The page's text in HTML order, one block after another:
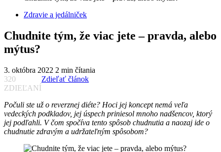
Zdravie a jedálniček
Chudnite tým, že viac jete – pravda, alebo
mýtus?
3. októbra 2022 2 min čítania
320
ZDIEĽANÍ
Zdieľať článok
Počuli ste už o reverznej diéte? Hoci jej koncept nemá veľa
vedeckých podkladov, jej úspech priniesol mnoho nadšencov, ktorý
jej podľahli. V čom spočíva tento spôsob chudnutia a naozaj ide o
chudnutie zdravým a udržateľným spôsobom?